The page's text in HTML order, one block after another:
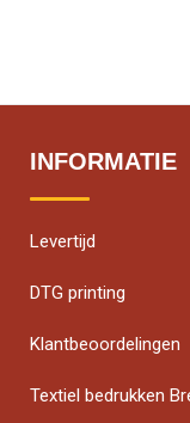
INFORMATIE
Levertijd
DTG printing
Klantbeoordelingen
Textiel bedrukken